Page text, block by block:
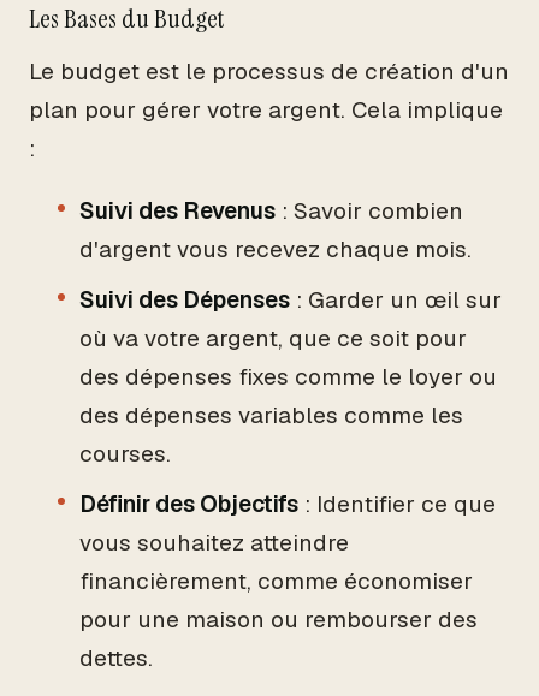
Les Bases du Budget
Le budget est le processus de création d'un
plan pour gérer votre argent. Cela implique
:
Suivi des Revenus : Savoir combien
d'argent vous recevez chaque mois.
Suivi des Dépenses : Garder un œil sur
où va votre argent, que ce soit pour
des dépenses fixes comme le loyer ou
des dépenses variables comme les
courses.
Définir des Objectifs : Identifier ce que
vous souhaitez atteindre
financièrement, comme économiser
pour une maison ou rembourser des
dettes.